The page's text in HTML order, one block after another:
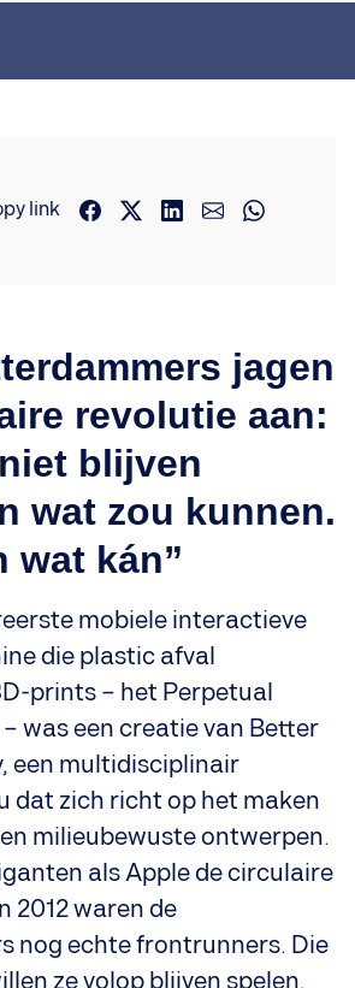
link
jagen
revolutie aan:
blijven
wat zou kunnen.
wat kán”
mobiele interactieve
die plastic afval
prints – het Perpetual
was een creatie van Better
een multidisciplinair
dat zich richt op het maken
milieubewuste ontwerpen.
als Apple de circulaire
2012 waren de
nog echte frontrunners. Die
ze volop blijven spelen,